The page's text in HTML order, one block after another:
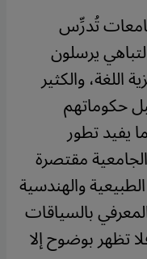
تُدرِّس
يرسلون
اللغة، والكثير
حكوماتهم
يفيد تطور
مقتصرة
والهندسية
بالسياقات
تظهر بوضوح إلا